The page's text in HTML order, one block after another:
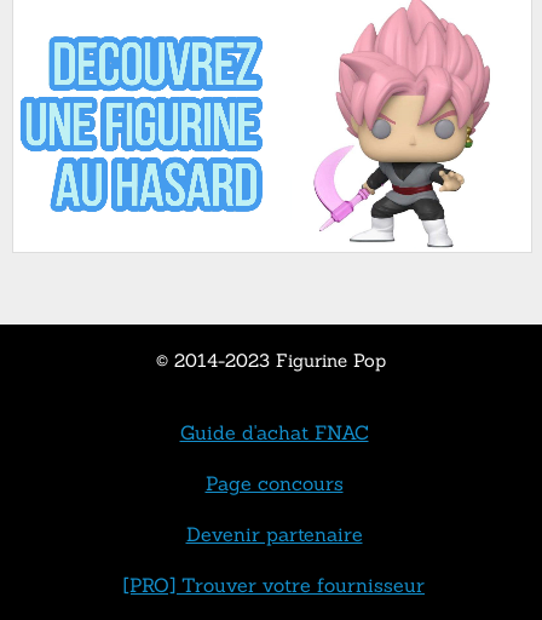
© 2014-2023 Figurine Pop
Guide d'achat FNAC
Page concours
Devenir partenaire
[PRO] Trouver votre fournisseur